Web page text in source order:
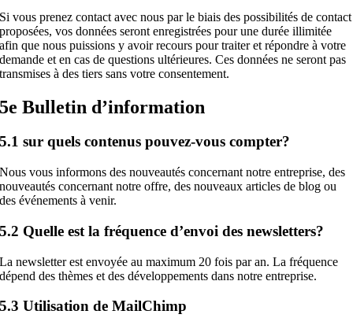
Si vous prenez contact avec nous par le biais des possibilités de contact
proposées, vos données seront enregistrées pour une durée illimitée
afin que nous puissions y avoir recours pour traiter et répondre à votre
demande et en cas de questions ultérieures. Ces données ne seront pas
transmises à des tiers sans votre consentement.
5e Bulletin d’information
5.1 sur quels contenus pouvez-vous compter?
Nous vous informons des nouveautés concernant notre entreprise, des
nouveautés concernant notre offre, des nouveaux articles de blog ou
des événements à venir.
5.2 Quelle est la fréquence d’envoi des newsletters?
La newsletter est envoyée au maximum 20 fois par an. La fréquence
dépend des thèmes et des développements dans notre entreprise.
5.3 Utilisation de MailChimp